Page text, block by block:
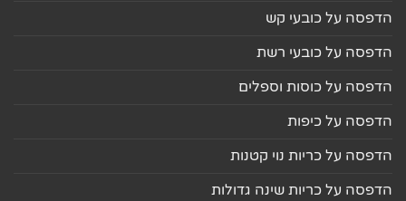
הדפסה על כובעי קש
הדפסה על כובעי רשת
הדפסה על כוסות וספלים
הדפסה על כיפות
הדפסה על כריות נוי קטנות
הדפסה על כריות שינה גדולות